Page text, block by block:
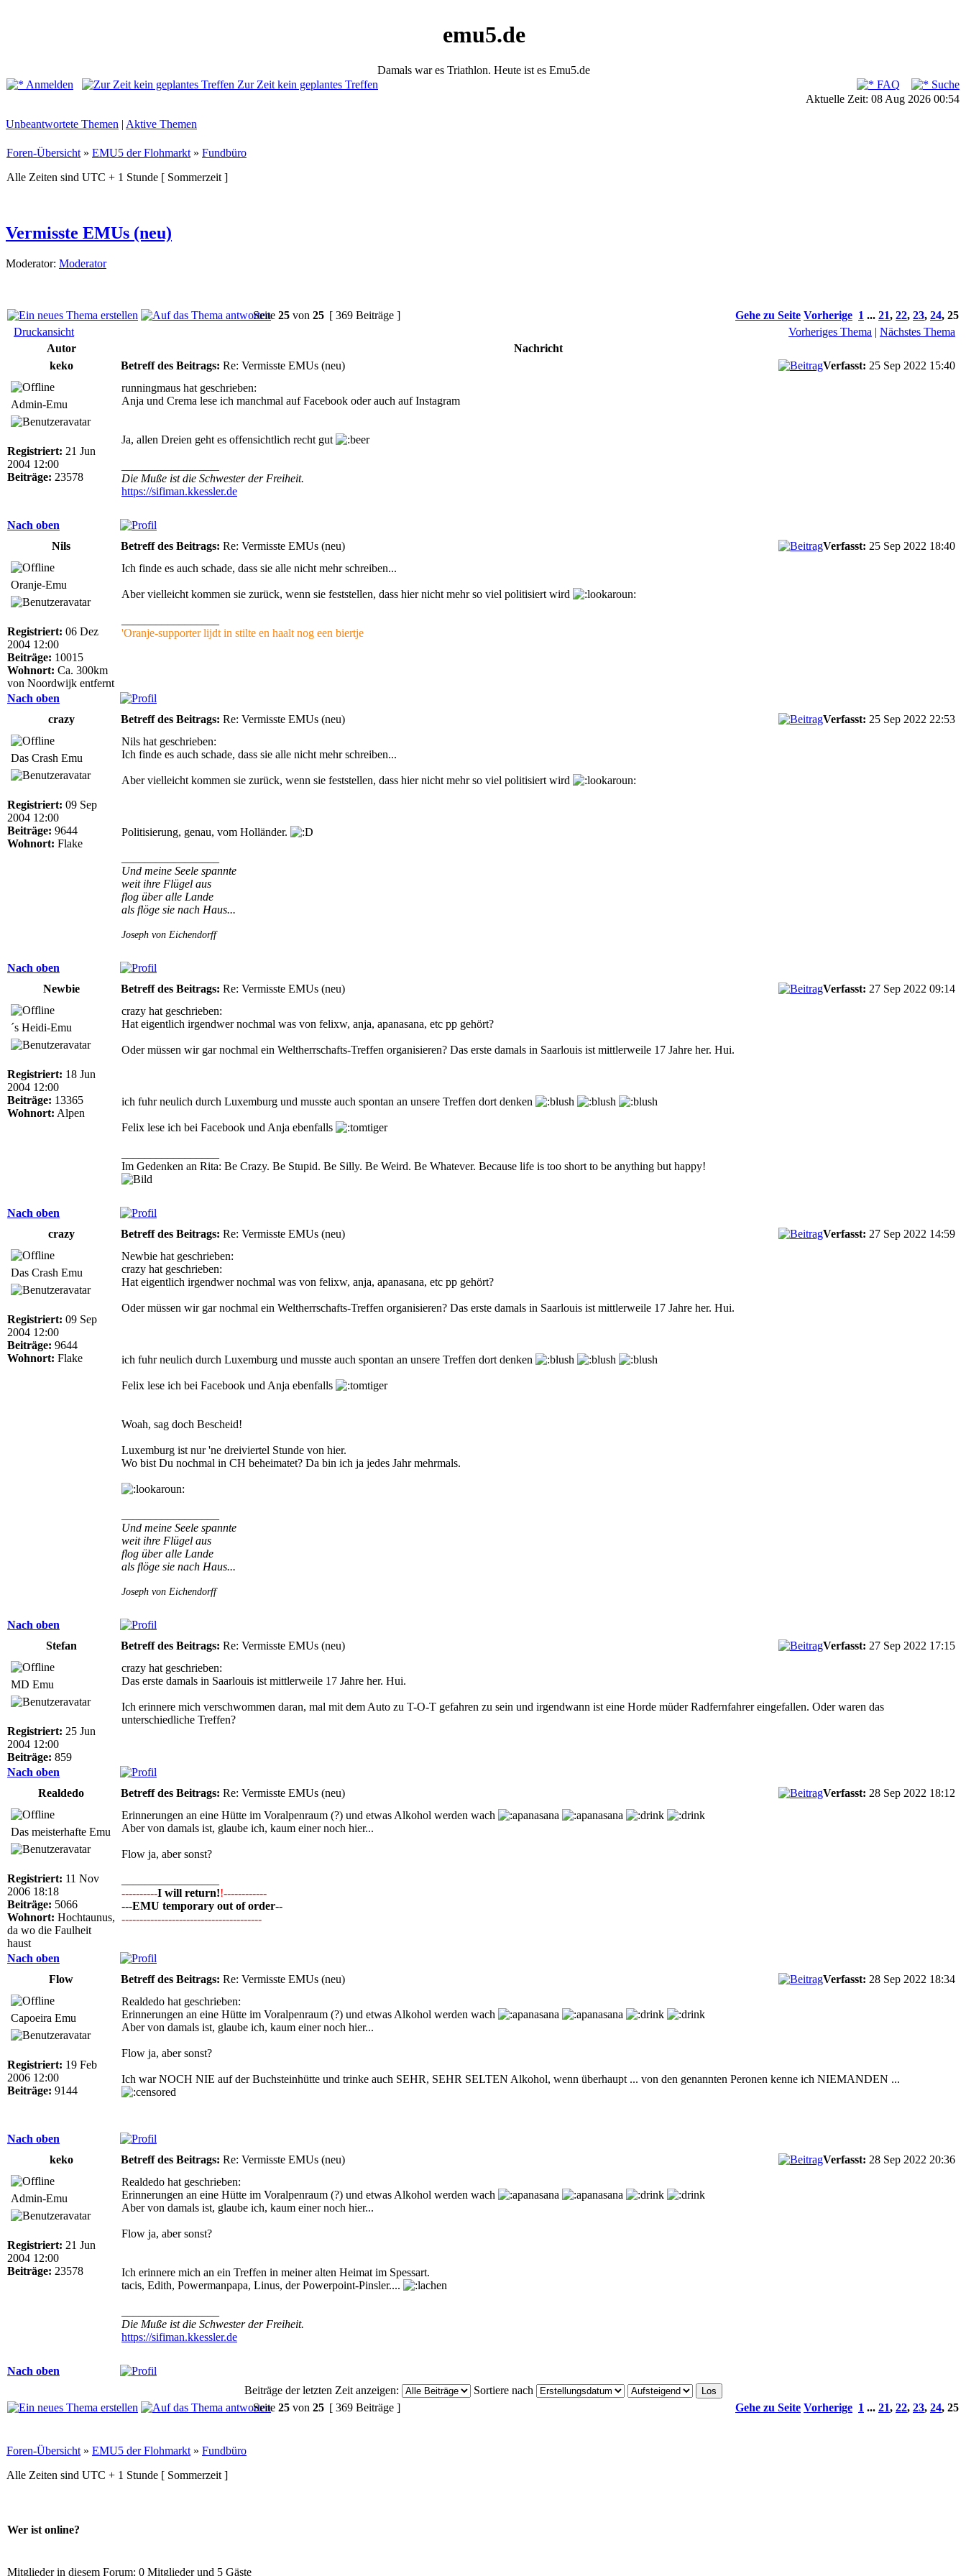
emu5.de
Damals war es Triathlon. Heute ist es Emu5.de
Anmelden
Zur Zeit kein geplantes Treffen FAQ
Suche
Aktuelle Zeit: 08 Aug 2026 00:54
Unbeantwortete Themen | Aktive Themen
Foren-Übersicht » EMU5 der Flohmarkt » Fundbüro
Alle Zeiten sind UTC + 1 Stunde [ Sommerzeit ]
Vermisste EMUs (neu)
Moderator: Moderator
Seite 25 von 25 [ 369 Beiträge ] Gehe zu Seite Vorherige 1 ... 21, 22, 23, 24, 25
Druckansicht
Vorheriges Thema | Nächstes Thema
Autor
Nachricht
keko
Betreff des Beitrags: Re: Vermisste EMUs (neu) Verfasst: 25 Sep 2022 15:40
Admin-Emu
Registriert: 21 Jun
2004 12:00
Beiträge: 23578
runningmaus hat geschrieben:
Anja und Crema lese ich manchmal auf Facebook oder auch auf Instagram
Ja, allen Dreien geht es offensichtlich recht gut
Die Muße ist die Schwester der Freiheit.
https://sifiman.kkessler.de
Nach oben
Nils
Betreff des Beitrags: Re: Vermisste EMUs (neu) Verfasst: 25 Sep 2022 18:40
Oranje-Emu
Registriert: 06 Dez
2004 12:00
Beiträge: 10015
Wohnort: Ca. 300km
von Noordwijk entfernt
Ich finde es auch schade, dass sie alle nicht mehr schreiben...
Aber vielleicht kommen sie zurück, wenn sie feststellen, dass hier nicht mehr so viel politisiert wird
'Oranje-supporter lijdt in stilte en haalt nog een biertje
Nach oben
crazy
Betreff des Beitrags: Re: Vermisste EMUs (neu) Verfasst: 25 Sep 2022 22:53
Das Crash Emu
Registriert: 09 Sep
2004 12:00
Beiträge: 9644
Wohnort: Flake
Nils hat geschrieben:
Ich finde es auch schade, dass sie alle nicht mehr schreiben...
Aber vielleicht kommen sie zurück, wenn sie feststellen, dass hier nicht mehr so viel politisiert wird
Politisierung, genau, vom Holländer.
Und meine Seele spannte
weit ihre Flügel aus
flog über alle Lande
als flöge sie nach Haus...
Joseph von Eichendorff
Nach oben
Newbie
Betreff des Beitrags: Re: Vermisste EMUs (neu) Verfasst: 27 Sep 2022 09:14
´s Heidi-Emu
Registriert: 18 Jun
2004 12:00
Beiträge: 13365
Wohnort: Alpen
crazy hat geschrieben:
Hat eigentlich irgendwer nochmal was von felixw, anja, apanasana, etc pp gehört?
Oder müssen wir gar nochmal ein Weltherrschafts-Treffen organisieren? Das erste damals in Saarlouis ist mittlerweile 17 Jahre her. Hui.
ich fuhr neulich durch Luxemburg und musste auch spontan an unsere Treffen dort denken
Felix lese ich bei Facebook und Anja ebenfalls
Im Gedenken an Rita: Be Crazy. Be Stupid. Be Silly. Be Weird. Be Whatever. Because life is too short to be anything but happy!
Nach oben
crazy
Betreff des Beitrags: Re: Vermisste EMUs (neu) Verfasst: 27 Sep 2022 14:59
Das Crash Emu
Registriert: 09 Sep
2004 12:00
Beiträge: 9644
Wohnort: Flake
Newbie hat geschrieben:
crazy hat geschrieben:
Hat eigentlich irgendwer nochmal was von felixw, anja, apanasana, etc pp gehört?
Oder müssen wir gar nochmal ein Weltherrschafts-Treffen organisieren? Das erste damals in Saarlouis ist mittlerweile 17 Jahre her. Hui.
ich fuhr neulich durch Luxemburg und musste auch spontan an unsere Treffen dort denken
Felix lese ich bei Facebook und Anja ebenfalls
Woah, sag doch Bescheid!
Luxemburg ist nur 'ne dreiviertel Stunde von hier.
Wo bist Du nochmal in CH beheimatet? Da bin ich ja jedes Jahr mehrmals.
Und meine Seele spannte
weit ihre Flügel aus
flog über alle Lande
als flöge sie nach Haus...
Joseph von Eichendorff
Nach oben
Stefan
Betreff des Beitrags: Re: Vermisste EMUs (neu) Verfasst: 27 Sep 2022 17:15
MD Emu
Registriert: 25 Jun
2004 12:00
Beiträge: 859
crazy hat geschrieben:
Das erste damals in Saarlouis ist mittlerweile 17 Jahre her. Hui.
Ich erinnere mich verschwommen daran, mal mit dem Auto zu T-O-T gefahren zu sein und irgendwann ist eine Horde müder Radfernfahrer eingefallen. Oder waren das
unterschiedliche Treffen?
Nach oben
Realdedo
Betreff des Beitrags: Re: Vermisste EMUs (neu) Verfasst: 28 Sep 2022 18:12
Das meisterhafte Emu
Registriert: 11 Nov
2006 18:18
Beiträge: 5066
Wohnort: Hochtaunus,
da wo die Faulheit
haust
Erinnerungen an eine Hütte im Voralpenraum (?) und etwas Alkohol werden wach
Aber von damals ist, glaube ich, kaum einer noch hier...
Flow ja, aber sonst?
----------I will return!!------------
---EMU temporary out of order--
---------------------------------------
Nach oben
Flow
Betreff des Beitrags: Re: Vermisste EMUs (neu) Verfasst: 28 Sep 2022 18:34
Capoeira Emu
Registriert: 19 Feb
2006 12:00
Beiträge: 9144
Realdedo hat geschrieben:
Erinnerungen an eine Hütte im Voralpenraum (?) und etwas Alkohol werden wach
Aber von damals ist, glaube ich, kaum einer noch hier...
Flow ja, aber sonst?
Ich war NOCH NIE auf der Buchsteinhütte und trinke auch SEHR, SEHR SELTEN Alkohol, wenn überhaupt ... von den genannten Peronen kenne ich NIEMANDEN ...
Nach oben
keko
Betreff des Beitrags: Re: Vermisste EMUs (neu) Verfasst: 28 Sep 2022 20:36
Admin-Emu
Registriert: 21 Jun
2004 12:00
Beiträge: 23578
Realdedo hat geschrieben:
Erinnerungen an eine Hütte im Voralpenraum (?) und etwas Alkohol werden wach
Aber von damals ist, glaube ich, kaum einer noch hier...
Flow ja, aber sonst?
Ich erinnere mich an ein Treffen in meiner alten Heimat im Spessart.
tacis, Edith, Powermanpapa, Linus, der Powerpoint-Pinsler....
Die Muße ist die Schwester der Freiheit.
https://sifiman.kkessler.de
Nach oben
Beiträge der letzten Zeit anzeigen:
Sortiere nach
Seite 25 von 25 [ 369 Beiträge ] Gehe zu Seite Vorherige 1 ... 21, 22, 23, 24, 25
Foren-Übersicht » EMU5 der Flohmarkt » Fundbüro
Alle Zeiten sind UTC + 1 Stunde [ Sommerzeit ]
Wer ist online?
Mitglieder in diesem Forum: 0 Mitglieder und 5 Gäste